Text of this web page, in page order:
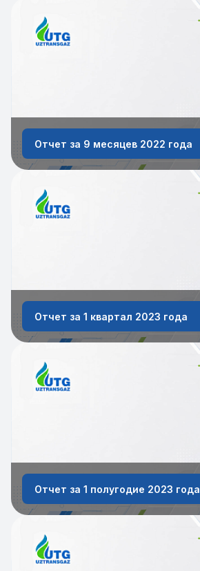
Отчет за 9 месяцев 2022 года
Отчет за 1 квартал 2023 года
Отчет за 1 полугодие 2023 года